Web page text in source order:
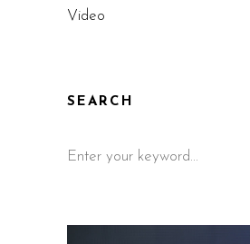
Video
SEARCH